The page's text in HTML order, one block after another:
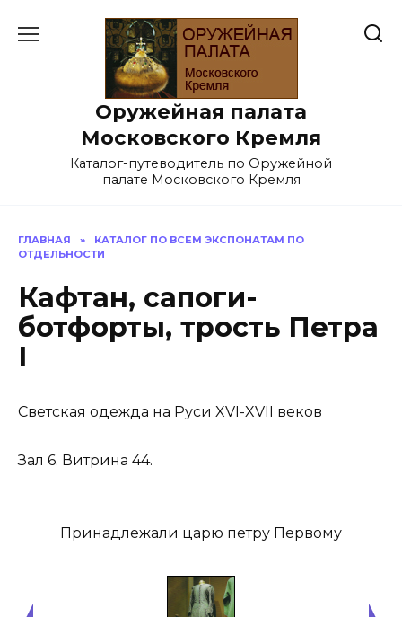
Оружейная палата
Московского Кремля
Каталог-путеводитель по Оружейной
палате Московского Кремля
ГЛАВНАЯ »
КАТАЛОГ ПО ВСЕМ ЭКСПОНАТАМ ПО
ОТДЕЛЬНОСТИ
Кафтан, сапоги-
ботфорты, трость Петра
I
Светская одежда на Руси XVI-XVII веков
Зал 6. Витрина 44.
Принадлежали царю петру Первому